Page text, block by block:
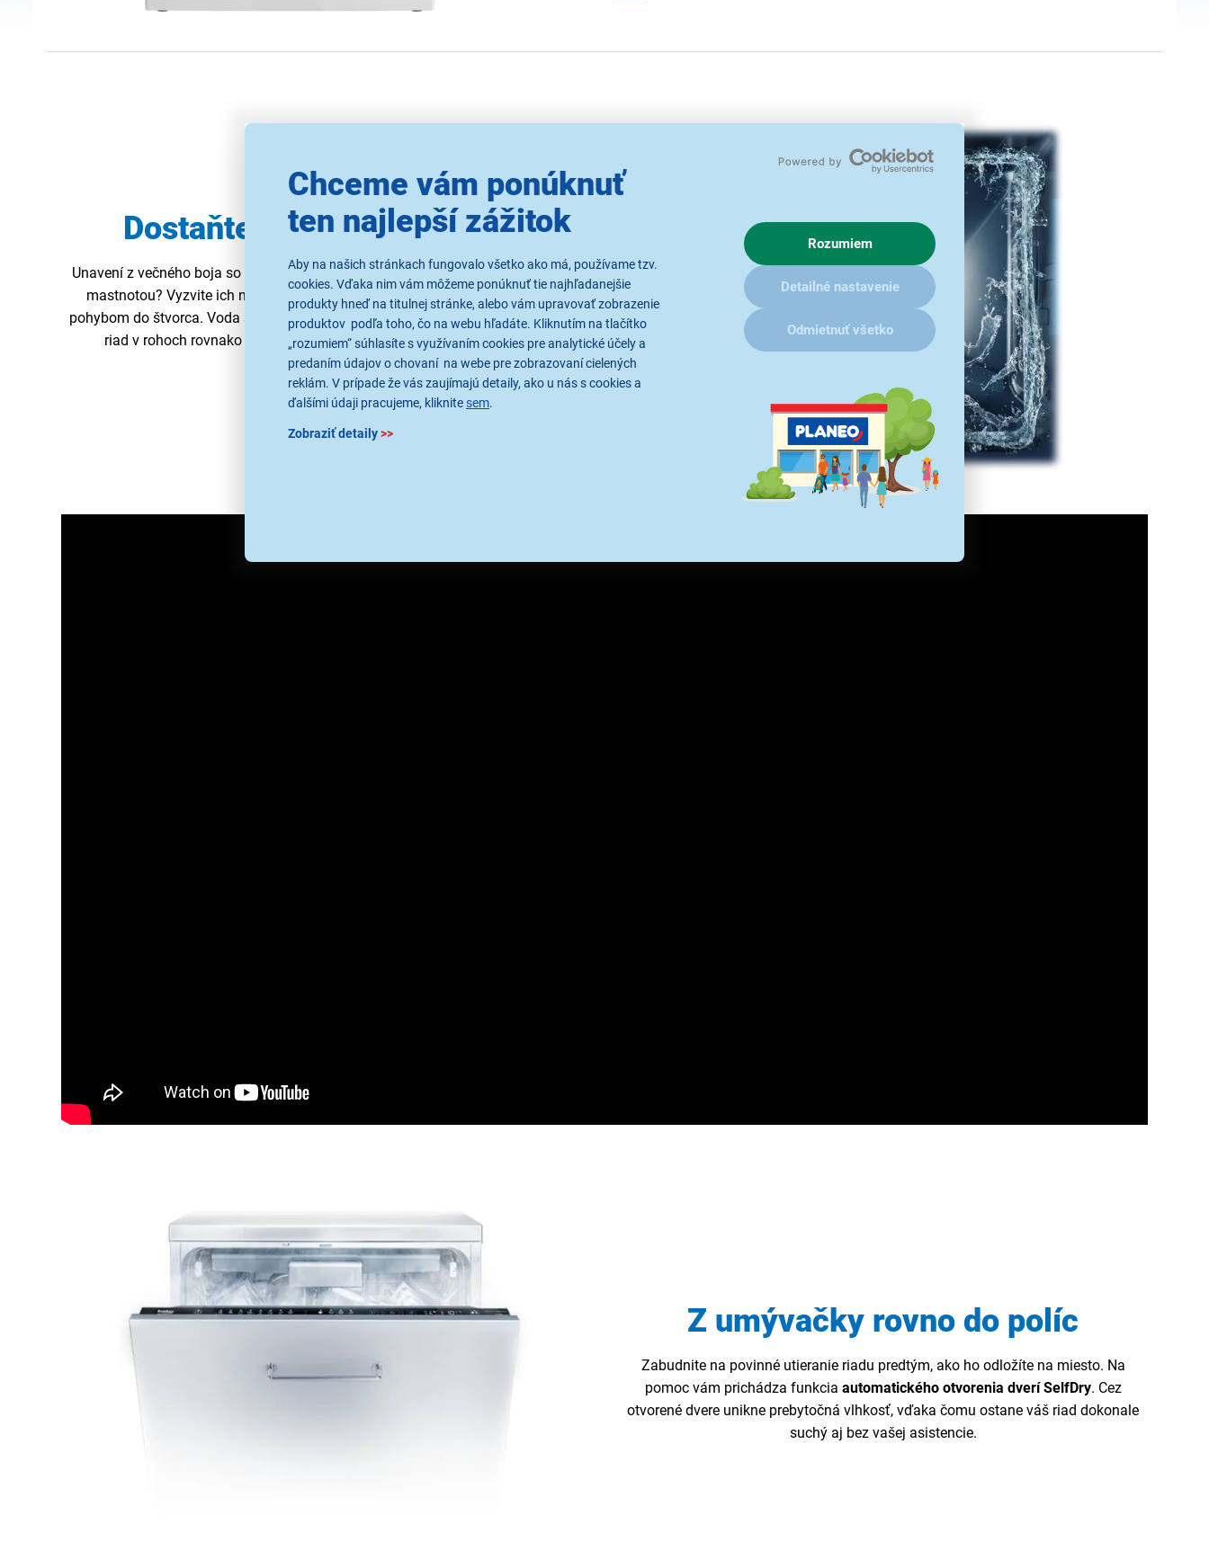
Chceme vám ponúknuť
ten najlepší zážitok
Aby na našich stránkach fungovalo všetko ako má, používame tzv.
cookies. Vďaka nim vám môžeme ponúknuť tie najhľadanejšie
produkty hneď na titulnej stránke, alebo vám upravovať zobrazenie
produktov podľa toho, čo na webu hľadáte. Kliknutím na tlačítko
„rozumiem“ súhlasíte s využívaním cookies pre analytické účely a
predaním údajov o chovaní na webe pre zobrazovaní cielených
reklám. V prípade že vás zaujímajú detaily, ako u nás s cookies a
ďalšími údaji pracujeme, kliknite sem.
Zobraziť detaily>>
Rozumiem
Detailné nastavenie
Odmietnuť všetko
Dostaňte čistotu do vedenia
Unavení z večného boja so zaschnutou špinou, pripálenými zvyškami a odolnou
mastnotou? Vyzvite ich na finálny duel s
ramenom CornerIntense TMa jeho
pohybom do štvorca. Voda sa tak
dostane do všetkých rohovumývačky a umyje
riad v rohoch rovnako dobre, ako keby bol umiestnený uprostred koša.
Z umývačky rovno do políc
Zabudnite na povinné utieranie riadu predtým, ako ho odložíte na miesto. Na
pomoc vám prichádza funkcia automatického otvorenia dverí SelfDry. Cez
otvorené dvere unikne prebytočná vlhkosť, vďaka čomu ostane váš riad dokonale
suchý aj bez vašej asistencie.